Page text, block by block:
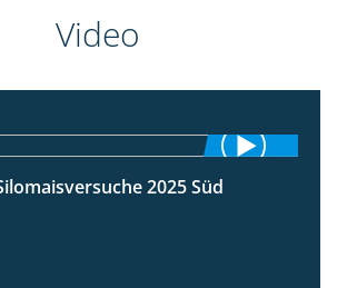
Video
2025 Süd